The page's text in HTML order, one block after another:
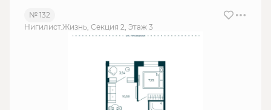
№ 132
Нигилист.Жизнь, Секция 2, Этаж 3